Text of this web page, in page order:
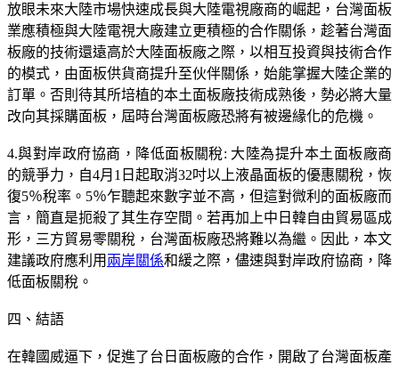
放眼未來大陸市場快速成長與大陸電視廠商的崛起，台灣面板
業應積極與大陸電視大廠建立更積極的合作關係，趁著台灣面
板廠的技術還遠高於大陸面板廠之際，以相互投資與技術合作
的模式，由面板供貨商提升至伙伴關係，始能掌握大陸企業的
訂單。否則待其所培植的本土面板廠技術成熟後，勢必將大量
改向其採購面板，屆時台灣面板廠恐將有被邊緣化的危機。
4.與對岸政府協商，降低面板關稅: 大陸為提升本土面板廠商
的競爭力，自4月1日起取消32吋以上液晶面板的優惠關稅，恢
復5％稅率。5％乍聽起來數字並不高，但這對微利的面板廠而
言，簡直是扼殺了其生存空間。若再加上中日韓自由貿易區成
形，三方貿易零關稅，台灣面板廠恐將難以為繼。因此，本文
建議政府應利用 兩岸關係和緩之際，儘速與對岸政府協商，降
低面板關稅。
四、結語
在韓國威逼下，促進了台日面板廠的合作，開啟了台灣面板產